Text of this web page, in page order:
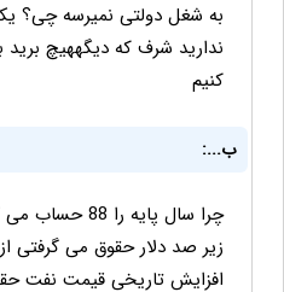
به شغل دولتی نمیرسه چی؟
ندارید شرف که دیگههیچ
کنیم
ب...:
افزایش تاریخی قیمت نفت